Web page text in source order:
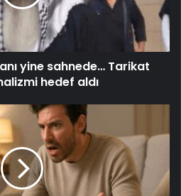
yine sahnede… Tarikat
hedef aldı